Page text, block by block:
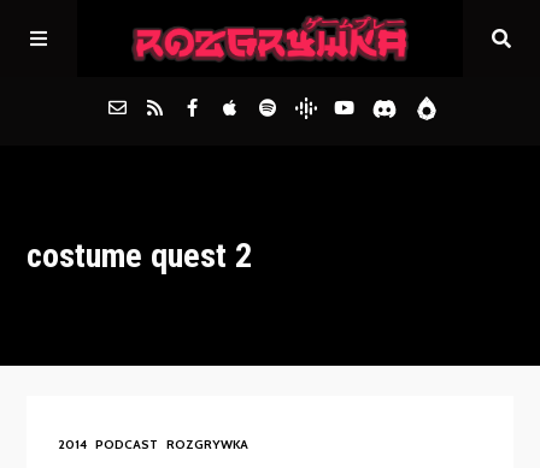
Archiwum
costume quest 2
2014 PODCAST ROZGRYWKA